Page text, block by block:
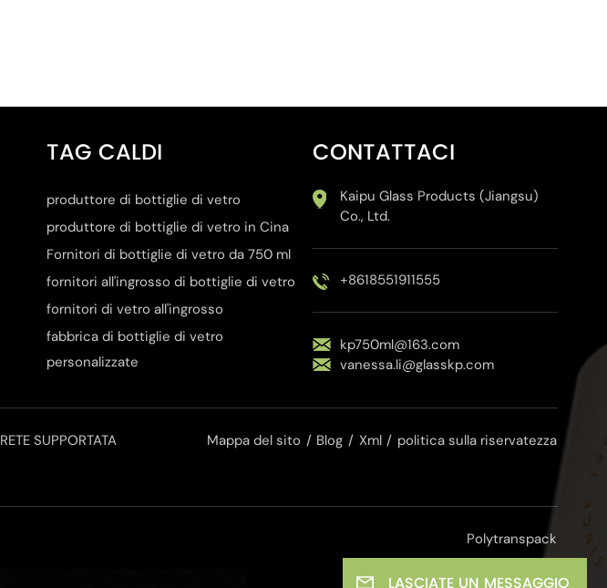
TAG CALDI
produttore di bottiglie di vetro
produttore di bottiglie di vetro in Cina
Fornitori di bottiglie di vetro da 750 ml
fornitori all'ingrosso di bottiglie di vetro
fornitori di vetro all'ingrosso
fabbrica di bottiglie di vetro
personalizzate
CONTATTACI
Kaipu Glass Products (Jiangsu)
Co., Ltd.
+8618551911555
kp750ml@163.com
vanessa.li@glasskp.com
RETE SUPPORTATA Mappa del sito / Blog / Xml / politica sulla riservatezza
Polytranspack